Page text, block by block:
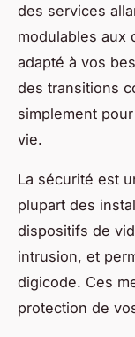
des services
modulables aux
adapté à vos
des transitions
simplement
vie.
La sécurité est
plupart des
dispositifs de
intrusion, et
digicode. Ces
protection de